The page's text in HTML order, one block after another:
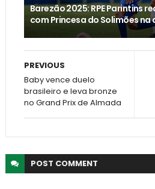
Barezão 2025: RPE Parintins
com Princesa do Solimões
PREVIOUS
Baby vence duelo
brasileiro e leva bronze
no Grand Prix de Almada
POST COMMENT